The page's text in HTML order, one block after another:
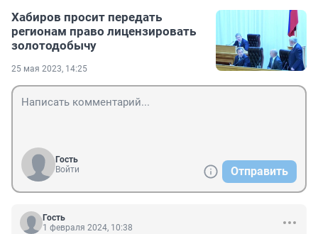
Хабиров просит передать
регионам право лицензировать
золотодобычу
25 мая 2023, 14:25
Гость
Войти
Отправить
Гость
1 февраля 2024, 10:38